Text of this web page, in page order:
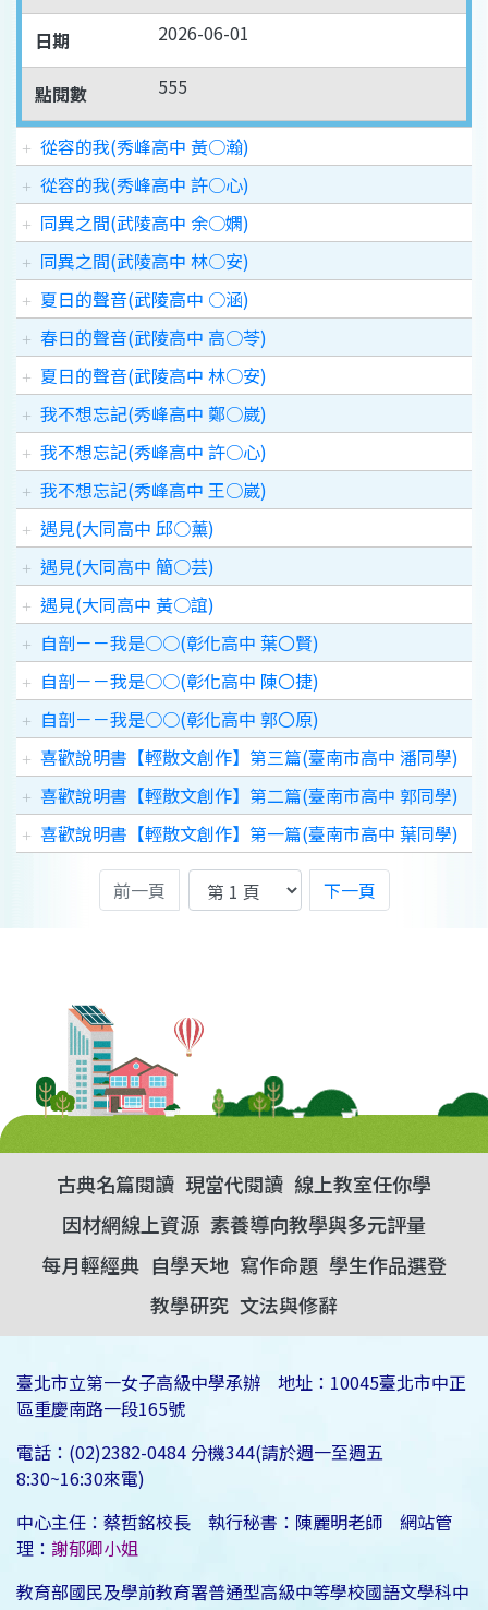
日期 2026-06-01
點閱數 555
從容的我(秀峰高中 黃○瀚)
從容的我(秀峰高中 許○心)
同異之間(武陵高中 余○嫻)
同異之間(武陵高中 林○安)
夏日的聲音(武陵高中 ○涵)
春日的聲音(武陵高中 高○苓)
夏日的聲音(武陵高中 林○安)
我不想忘記(秀峰高中 鄭○崴)
我不想忘記(秀峰高中 許○心)
我不想忘記(秀峰高中 王○崴)
遇見(大同高中 邱○薰)
遇見(大同高中 簡○芸)
遇見(大同高中 黃○誼)
自剖－－我是○○(彰化高中 葉〇賢)
自剖－－我是○○(彰化高中 陳〇捷)
自剖－－我是○○(彰化高中 郭〇原)
喜歡說明書【輕散文創作】第三篇(臺南市高中 潘同學)
喜歡說明書【輕散文創作】第二篇(臺南市高中 郭同學)
喜歡說明書【輕散文創作】第一篇(臺南市高中 葉同學)
前一頁 下一頁
古典名篇閱讀 現當代閱讀 線上教室任你學
因材網線上資源 素養導向教學與多元評量
每月輕經典 自學天地 寫作命題 學生作品選登
教學研究 文法與修辭
臺北市立第一女子高級中學承辦 地址：10045臺北市中正
區重慶南路一段165號
電話：(02)2382-0484 分機344(請於週一至週五
8:30~16:30來電)
中心主任：蔡哲銘校長 執行秘書：陳麗明老師 網站管
理： 謝郁卿小姐
教育部國民及學前教育署普通型高級中等學校國語文學科中